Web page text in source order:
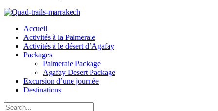
Accueil
Activités à la Palmeraie
Activités à le désert d’Agafay
Packages
Palmeraie Package
Agafay Desert Package
Excursion d’une journée
Destinations